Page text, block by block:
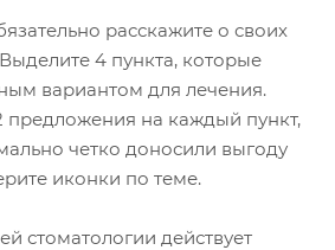
расскажите о своих
4 пункта, которые
вариантом для лечения.
предложения на каждый пункт,
четко доносили выгоду
иконки по теме.
стоматологии действует